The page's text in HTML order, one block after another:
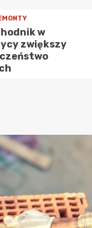
w
zwiększy